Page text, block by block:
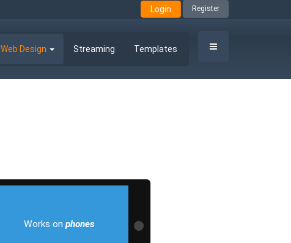
Login Register
Web Design Streaming Templates
Works on phones